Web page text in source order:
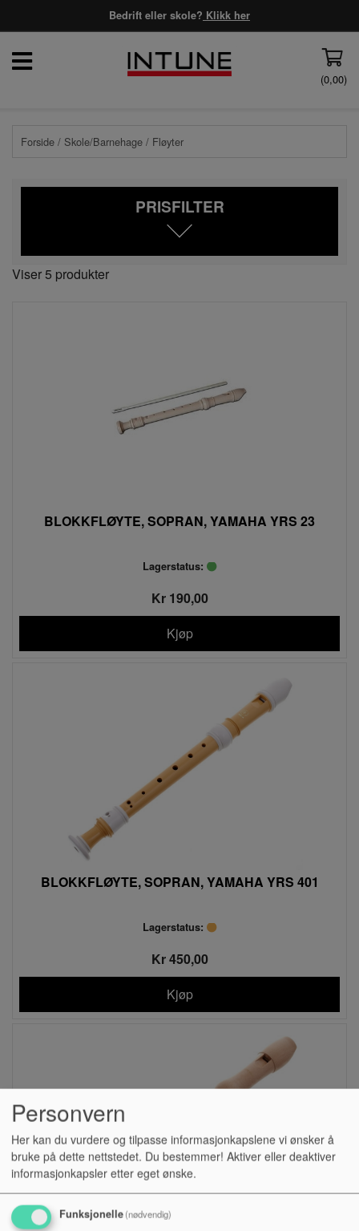
Bedrift eller skole? Klikk her
(0,00)
Forside / Skole/Barnehage / Fløyter
PRISFILTER
Viser 5 produkter
BLOKKFLØYTE, SOPRAN, YAMAHA YRS 23
Lagerstatus:
Kr 190,00
Kjøp
BLOKKFLØYTE, SOPRAN, YAMAHA YRS 401
Lagerstatus:
Kr 450,00
Kjøp
Personvern
Her kan du vurdere og tilpasse informasjonkapslene vi ønsker å
bruke på dette nettstedet. Du bestemmer! Aktiver eller deaktiver
informasjonkapsler etter eget ønske.
Funksjonelle(nødvendig)